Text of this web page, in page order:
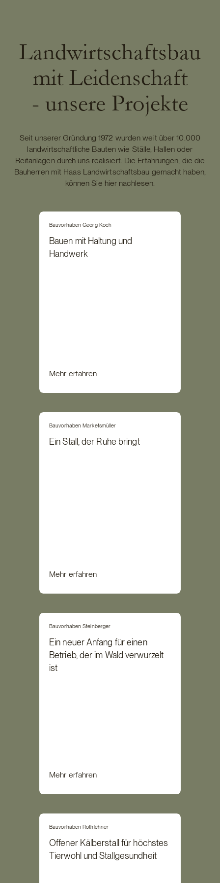
Landwirtschaftsbau
mit Leidenschaft
- unsere Projekte
Seit unserer Gründung 1972 wurden weit über 10.000
landwirtschaftliche Bauten wie Ställe, Hallen oder
Reitanlagen durch uns realisiert. Die Erfahrungen, die die
Bauherren mit Haas Landwirtschaftsbau gemacht haben,
können Sie hier nachlesen.
Bauvorhaben Georg Koch
Bauen mit Haltung und
Handwerk
Mehr erfahren
Bauvorhaben Marketsmüller
Ein Stall, der Ruhe bringt
Mehr erfahren
Bauvorhaben Steinberger
Ein neuer Anfang für einen
Betrieb, der im Wald verwurzelt
ist
Mehr erfahren
Bauvorhaben Rothlehner
Offener Kälberstall für höchstes
Tierwohl und Stallgesundheit